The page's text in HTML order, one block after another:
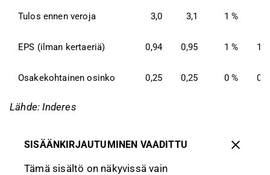
Tulos ennen veroja 3,0 3,1 1 %
EPS (ilman kertaeriä) 0,94 0,95 1 %
Osakekohtainen osinko 0,25 0,25 0 %
Lähde: Inderes
SISÄÄNKIRJAUTUMINEN VAADITTU
Tämä sisältö on näkyvissä vain